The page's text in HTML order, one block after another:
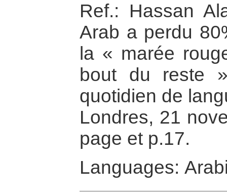
Ref.: Hassan
Arab a perdu
la « marée
bout du reste
quotidien de
Londres, 21
page et p.17.
Languages: